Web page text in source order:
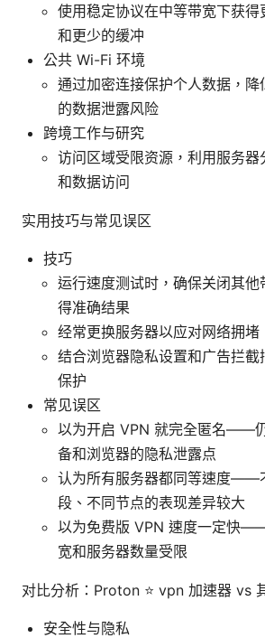
使用稳定协议在中等带宽下获
和更少的缓冲
公共 Wi-Fi 环境
通过加密连接保护个人数据，降
的数据泄露风险
跨境工作与研究
访问区域受限资源，利用服务器
和数据访问
实用技巧与常见误区
技巧
运行速度测试时，确保关闭其他
得准确结果
经常更换服务器以应对网络拥堵
结合浏览器隐私设置和广告拦截
保护
常见误区
以为开启 VPN 就完全匿名——
备和浏览器的隐私泄露点
认为所有服务器都同等速度——
段、不同节点的表现差异较大
以为免费版 VPN 速度一定快
宽和服务器数量受限
对比分析：Proton ⭐ vpn 加速器 vs
安全性与隐私